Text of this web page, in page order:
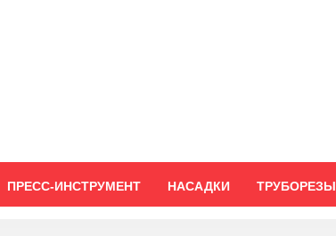
ПРЕСС-ИНСТРУМЕНТ НАСАДКИ ТРУБОРЕЗЫ